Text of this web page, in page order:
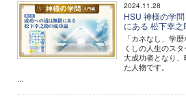
2024.11.28
HSU 神様の学
にある 松下幸
「カネなし、学
くしの人生のス
大成功者となり
た人物です。
...